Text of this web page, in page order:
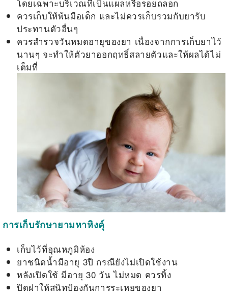
โดยเฉพาะบริเวณที่เป็นแผลหรือรอยถลอก
ควรเก็บให้พ้นมือเด็ก และไม่ควรเก็บรวมกับยารับ
ประทานตัวอื่นๆ
ควรสำรวจวันหมดอายุของยา เนื่องจากการเก็บยาไว้
นานๆ จะทำให้ตัวยาออกฤทธิ์สลายตัวและให้ผลได้ไม่
เต็มที่
การเก็บรักษายามหาหิงค์ุ
เก็บไว้ที่อุณหภูมิห้อง
ยาชนิดน้ำมีอายุ 3ปี กรณียังไม่เปิดใช้งาน
หลังเปิดใช้ มีอายุ 30 วัน ไม่หมด ควรทิ้ง
ปิดฝาให้สนิทป้องกันการระเหยของยา